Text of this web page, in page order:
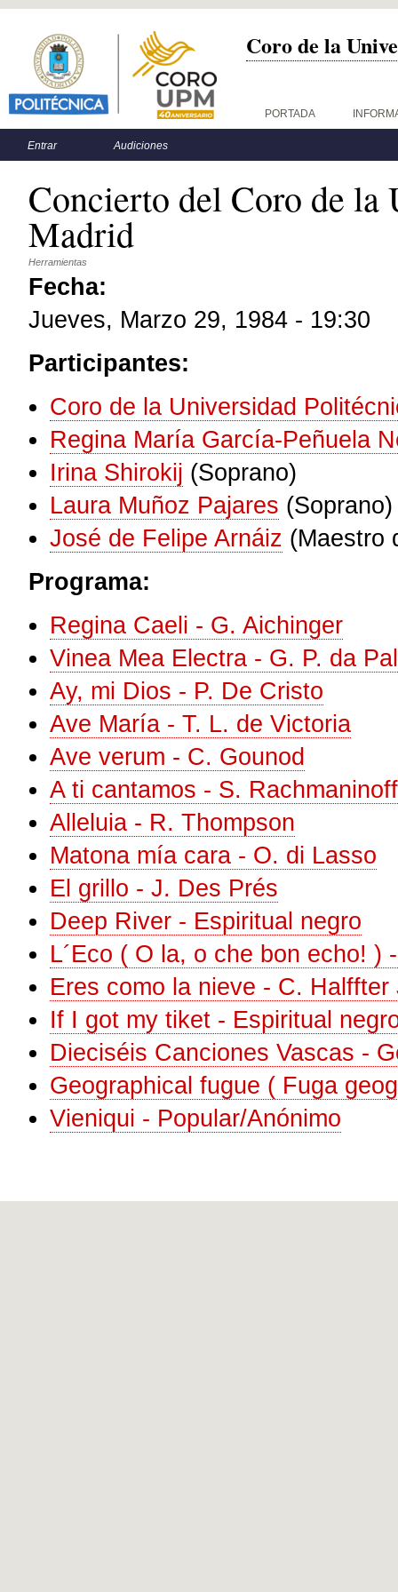
Coro de la
Menú principal PORTADA
Menú secundario
Entrar Audiciones
Concierto del Coro de la
Madrid
Herramientas
Fecha:
Jueves, Marzo 29, 1984 - 19:30
Participantes:
Coro de la Universidad
Regina María García-Peñuela
Irina Shirokij (Soprano)
Laura Muñoz Pajares (Soprano)
José de Felipe Arnáiz (Maestro
Programa:
Regina Caeli - G. Aichinger
Vinea Mea Electra - G. P. da
Ay, mi Dios - P. De Cristo
Ave María - T. L. de Victoria
Ave verum - C. Gounod
A ti cantamos - S. Rachmaninoff
Alleluia - R. Thompson
Matona mía cara - O. di Lasso
El grillo - J. Des Prés
Deep River - Espiritual negro
L´Eco ( O la, o che bon echo! )
Eres como la nieve - C. Halffter
If I got my tiket - Espiritual
Dieciséis Canciones Vascas -
Geographical fugue ( Fuga
Vieniqui - Popular/Anónimo